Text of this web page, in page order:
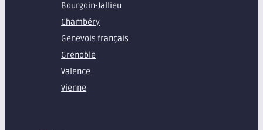
Bourgoin-Jallieu
Chambéry
Genevois français
Grenoble
Valence
Vienne